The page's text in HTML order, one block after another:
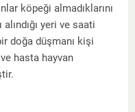
köpeği almadıklarını
yeri ve saati
doğa düşmanı kişi
hasta hayvan